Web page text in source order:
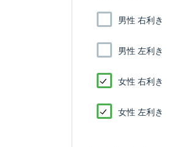
男性 右利き
男性 左利き
女性 右利き
女性 左利き